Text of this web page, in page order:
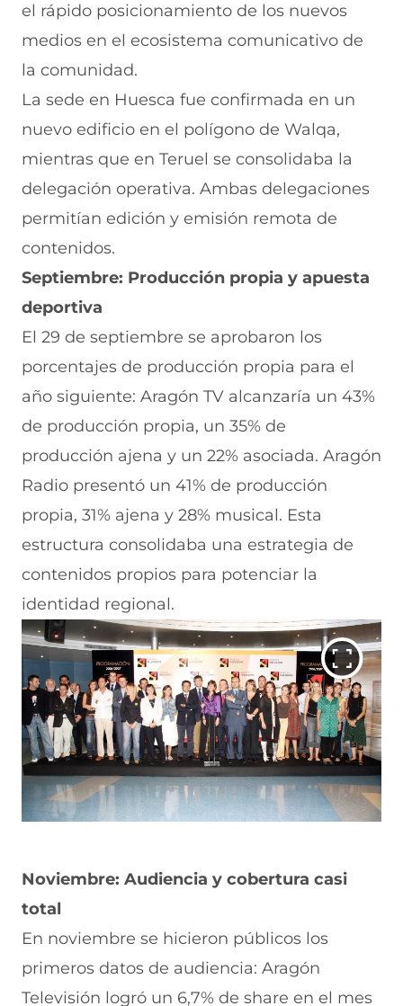
el rápido posicionamiento de los nuevos
medios en el ecosistema comunicativo de
la comunidad.
La sede en Huesca fue confirmada en un
nuevo edificio en el polígono de Walqa,
mientras que en Teruel se consolidaba la
delegación operativa. Ambas delegaciones
permitían edición y emisión remota de
contenidos.
Septiembre: Producción propia y apuesta
deportiva
El 29 de septiembre se aprobaron los
porcentajes de producción propia para el
año siguiente: Aragón TV alcanzaría un 43%
de producción propia, un 35% de
producción ajena y un 22% asociada. Aragón
Radio presentó un 41% de producción
propia, 31% ajena y 28% musical. Esta
estructura consolidaba una estrategia de
contenidos propios para potenciar la
identidad regional.
Noviembre: Audiencia y cobertura casi
total
En noviembre se hicieron públicos los
primeros datos de audiencia: Aragón
Televisión logró un 6,7% de share en el mes